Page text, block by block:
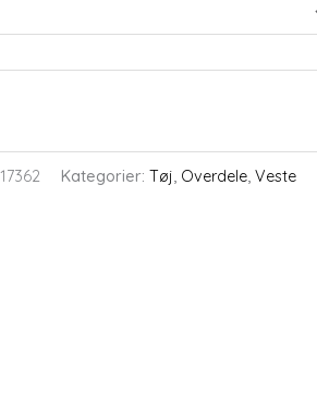
17362 Kategorier:Tøj, Overdele,Veste